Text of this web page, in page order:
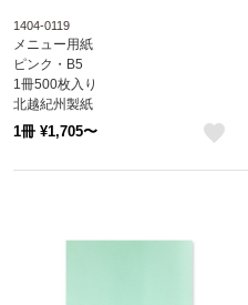
1404-0119
メニュー用紙
ピンク・B5
1冊500枚入り
北越紀州製紙
Newファインカラー
1冊 ¥1,705〜